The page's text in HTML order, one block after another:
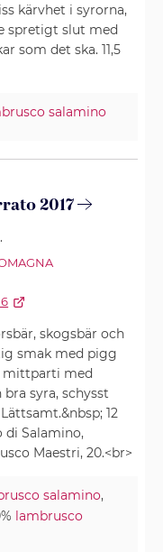
kärvhet i syrorna,
spretigt slut med
som det ska. 11,5
salamino
2017
skogsbär och
smak med pigg
mittparti med
syra, schysst
12
di Salamino,
Maestri, 20.<br>
salamino,
lambrusco